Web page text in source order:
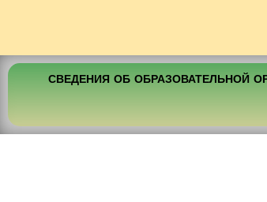
СВЕДЕНИЯ ОБ ОБРАЗОВАТЕЛЬНОЙ